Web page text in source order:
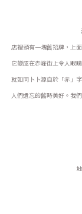
店裡頭有一塊舊招牌，上
它變成在赤峰街上令人眼
就如同卜卜源自於「赤」
人們遺忘的舊時美好。 我